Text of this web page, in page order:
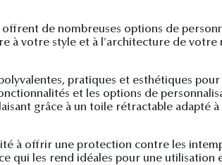
de nombreuses options de
à votre style et à l'architecture de votre
pratiques et esthétiques
et les options de
grâce à un toile rétractable adapté
à offrir une protection contre les
qui les rend idéales pour une